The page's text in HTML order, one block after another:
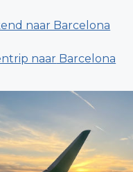
naar Barcelona
naar Barcelona